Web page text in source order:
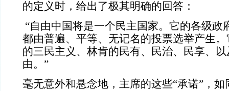
的定义时，给出了极其明确的回答：
“自由中国将是一个民主国家。它的各级政
都由普遍、平等、无记名的投票选举产生
的三民主义、林肯的民有、民治、民享、
由。 ”
毫无意外和悬念地，主席的这些“承诺”，如